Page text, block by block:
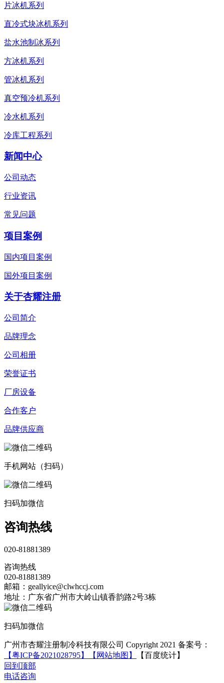
片冰机系列
直冷式块冰机系列
盐水池制冰系列
方冰机系列
管冰机系列
真空预冷机系列
冷水机系列
冷库工程系列
新闻中心
公司动态
行业资讯
常见问题
项目案例
国内项目案例
国外项目案例
关于杏耀注册
公司简介
品牌理念
公司相册
荣誉证书
厂房设备
合作客户
品牌供应商
手机网站（扫码）
扫码加微信
咨询热线
020-81881389
咨询热线
020-81881389
邮箱：geallyice@clwhccj.com
地址：广东省广州市大岭山镇香韵路2号3栋
扫码加微信
广州市杏耀注册制冷科技有限公司 Copyright 2021 备案号：
【粤ICP备2021028795】
【网站地图】
【百度统计】
回到顶部
电话咨询